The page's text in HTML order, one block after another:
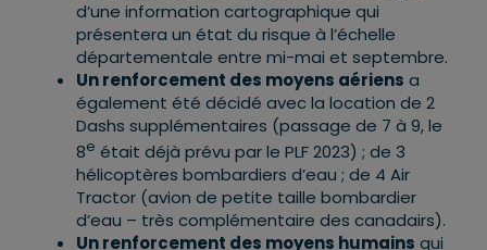
d’une information cartographique qui
présentera un état du risque à l’échelle
départementale entre mi-mai et septembre.
Un renforcement des moyens aériens a
également été décidé avec la location de 2
Dashs supplémentaires (passage de 7 à 9, le
8e était déjà prévu par le PLF 2023) ; de 3
hélicoptères bombardiers d’eau ; de 4 Air
Tractor (avion de petite taille bombardier
d’eau – très complémentaire des canadairs).
Un renforcement des moyens humains qui